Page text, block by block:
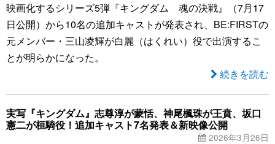
映画化するシリーズ5弾『キングダム 魂の決戦』（7月17
日公開）から10名の追加キャストが発表され、BE:FIRSTの
元メンバー・三山凌輝が白麗（はくれい）役で出演するこ
とが明らかになった。
続きを読む
実写『キングダム』志尊淳が蒙恬、神尾楓珠が王賁、坂口
憲二が桓騎役！追加キャスト7名発表＆新映像公開
2026年3月26日